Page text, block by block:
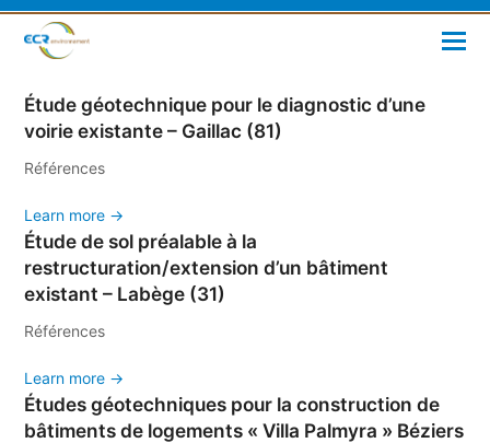
Étude géotechnique pour le diagnostic d’une
voirie existante – Gaillac (81)
Références
Learn more →
Étude de sol préalable à la
restructuration/extension d’un bâtiment
existant – Labège (31)
Références
Learn more →
Études géotechniques pour la construction de
bâtiments de logements « Villa Palmyra » Béziers